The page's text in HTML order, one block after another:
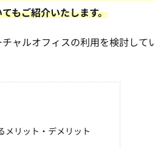
もご紹介いたします。
ャルオフィスの利用を検討して
メリット・デメリット